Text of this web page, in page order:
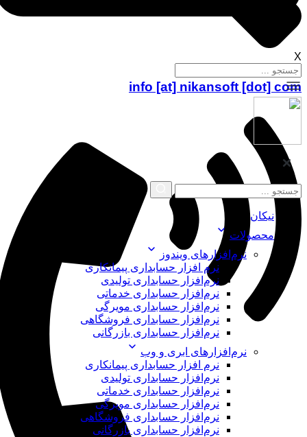
X
نیکان
محصولات
نرم‌افزارهای ویندوز
نرم افزار حسابداری پیمانکاری
نرم‌افزار حسابداری تولیدی
نرم‌افزار حسابداری خدماتی
نرم‌افزار حسابداری مویرگی
نرم‌افزار حسابداری فروشگاهی
نرم‌افزار حسابداری بازرگانی
نرم‌افزارهای ابری و وب
نرم افزار حسابداری پیمانکاری
نرم‌افزار حسابداری تولیدی
نرم‌افزار حسابداری خدماتی
نرم‌افزار حسابداری مویرگی
نرم‌افزار حسابداری فروشگاهی
نرم‌افزار حسابداری بازرگانی
info [at] nikansoft [dot] com